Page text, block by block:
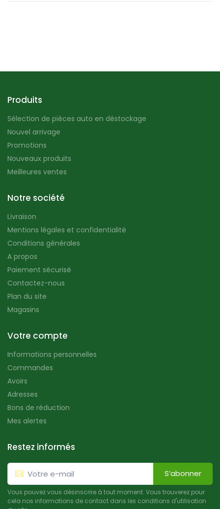
Produits
Sélection de pièces auto en déstockage
Nouvel arrivage
Promotions
Nouveaux produits
Meilleures ventes
Notre société
Livraison
Mentions légales et confidentialité
Conditions générales
A propos
Paiement sécurisé
Contactez-nous
Plan du site
Magasins
Votre compte
Informations personnelles
Commandes
Avoirs
Adresses
Bons de réduction
Mes alertes
Restez informés
S’abonner
Vous pouvez vous désinscrire à tout moment. Vous trouverez pour
cela nos informations de contact dans les conditions d'utilisation